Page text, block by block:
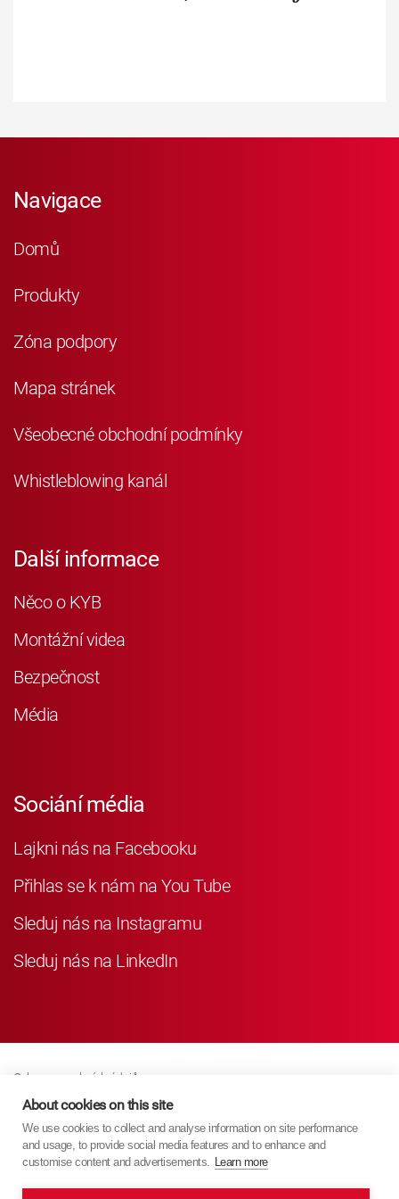
Navigace
Domů
Produkty
Zóna podpory
Mapa stránek
Všeobecné obchodní podmínky
Whistleblowing kanál
Další informace
Něco o KYB
Montážní videa
Bezpečnost
Média
Sociání média
Lajkni nás na Facebooku
Přihlas se k nám na You Tube
Sleduj nás na Instagramu
Sleduj nás na LinkedIn
Ochrana osobních údajů
Business Partner Privacy
Zásady Souborů Cookies
Modern Slavery Act Policy
About cookies on this site
We use cookies to collect and analyse information on site performance
and usage, to provide social media features and to enhance and
customise content and advertisements. Learn more